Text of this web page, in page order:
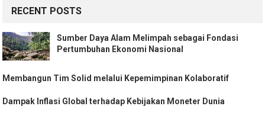
RECENT POSTS
Sumber Daya Alam Melimpah sebagai Fondasi
Pertumbuhan Ekonomi Nasional
Membangun Tim Solid melalui Kepemimpinan Kolaboratif
Dampak Inflasi Global terhadap Kebijakan Moneter Dunia